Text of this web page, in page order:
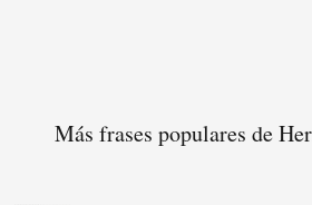
Más frases populares de